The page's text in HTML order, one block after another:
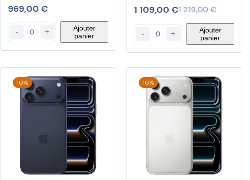
5.00
out of 5
969,00 €
- +
Ajouter
panier
out of 5
1 219,00€
1 109,00€
- +
Ajouter
panier
10% 10%